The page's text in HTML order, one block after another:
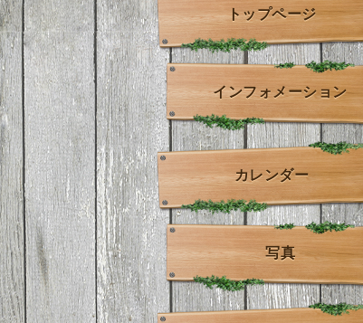
トップページ
インフォメーション
カレンダー
写真